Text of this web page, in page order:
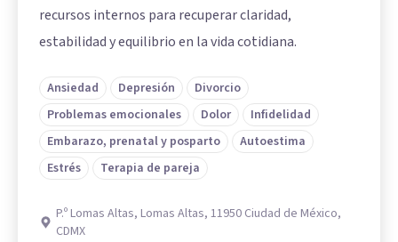
recursos internos para recuperar claridad,
estabilidad y equilibrio en la vida cotidiana.
Ansiedad Depresión
Divorcio
Problemas emocionales
Dolor
Infidelidad
Embarazo, prenatal y posparto
Autoestima
Estrés
Terapia de pareja
P.º Lomas Altas, Lomas Altas, 11950 Ciudad de México,
CDMX